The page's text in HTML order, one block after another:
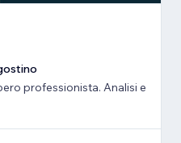
professionista. Analisi e